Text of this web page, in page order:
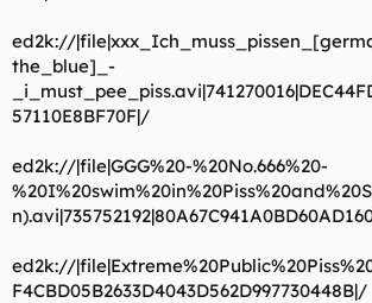
ed2k://
the_blue]_-
57110E8BF70F|/
ed2k://|file|GGG%20-%20No.666%20-
ed2k://
F4CBD05B2633D4043D562D997730448B|/